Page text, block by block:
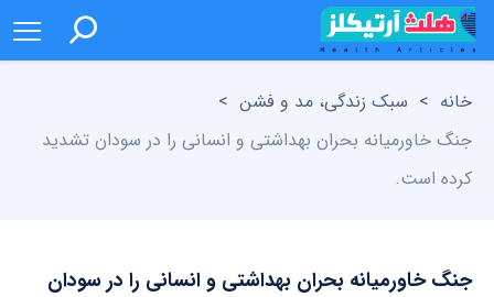
خانه > سبک زندگی، مد و فشن >
جنگ خاورمیانه بحران بهداشتی و انسانی را در سودان تشدید
کرده است.
جنگ خاورمیانه بحران بهداشتی و انسانی را در سودان